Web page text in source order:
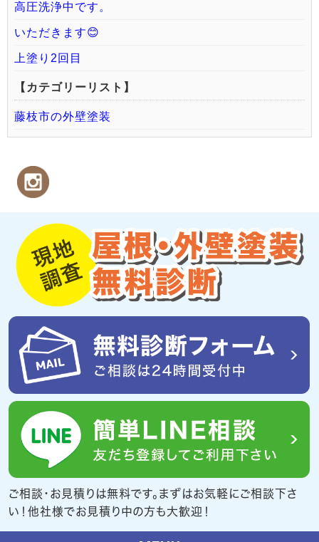
高圧洗浄中です。
いただきます😊
上塗り2回目
【カテゴリーリスト】
藤枝市の外壁塗装
ご相談・お見積りは無料です。まずはお気軽にご相談下さ
い！他社様でお見積り中の方も大歓迎！